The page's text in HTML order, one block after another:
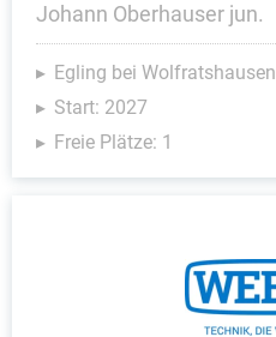
Johann Oberhauser jun.
Egling bei Wolfratshausen
Start: 2027
Freie Plätze: 1